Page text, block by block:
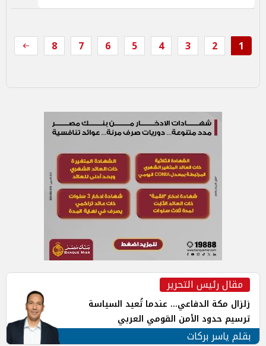
1
2
3
4
5
6
7
8
مقال رئيس التحرير
زلزال مكة الدفاعي... عندما تُعيد السياسة
ترسيم حدود الأمن القومي العربي
بقلم ياسر بركات